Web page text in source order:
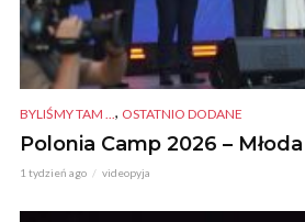
BYLIŚMY TAM ... , OSTATNIO DODANE
Polonia Camp 2026 –
1 tydzień ago videopyja